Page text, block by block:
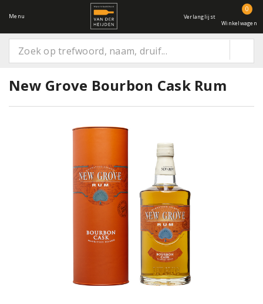
Menu Verlanglijst
0
Winkelwagen
New Grove Bourbon Cask Rum